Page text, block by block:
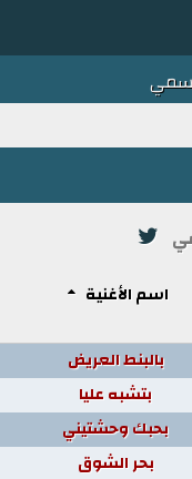
اسم الأغنية
بالبنط العريض
بتشبه عليا
بحبك وحشتيني
بحر الشوق